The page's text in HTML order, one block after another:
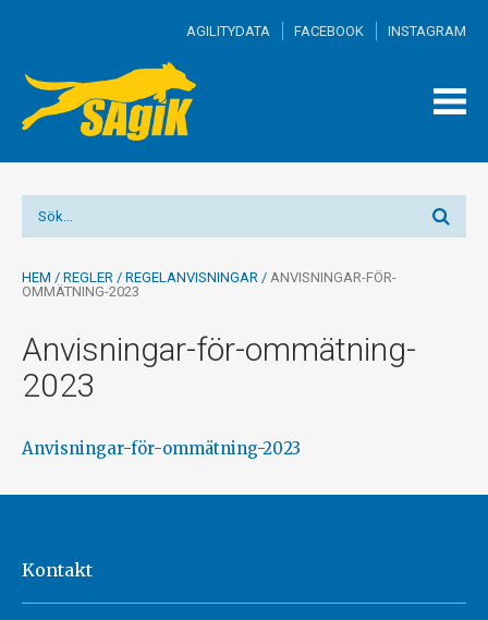
AGILITYDATA FACEBOOK INSTAGRAM
HEM / REGLER / REGELANVISNINGAR / ANVISNINGAR-FÖR-
OMMÄTNING-2023
Anvisningar-för-ommätning-
2023
Anvisningar-för-ommätning-2023
Kontakt